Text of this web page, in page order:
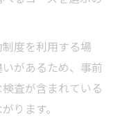
度を利用する場
があるため、事前
査が含まれている
ります。